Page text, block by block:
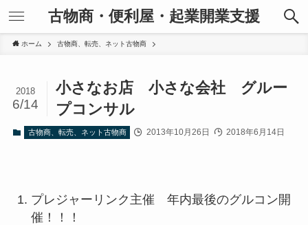
古物商・便利屋・起業開業支援
ホーム 古物商、転売、ネット古物商
小さなお店 小さな会社 グルー
プコンサル
2018
6/14
古物商、転売、ネット古物商 2013年10月26日 2018年6月14日
プレジャーリンク主催 年内最後のグルコン開
催！！！